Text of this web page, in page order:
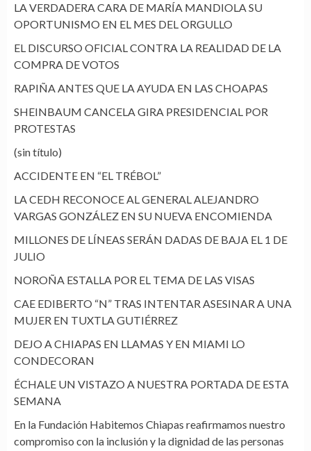
LA VERDADERA CARA DE MARÍA MANDIOLA SU
OPORTUNISMO EN EL MES DEL ORGULLO
EL DISCURSO OFICIAL CONTRA LA REALIDAD DE LA
COMPRA DE VOTOS
RAPIÑA ANTES QUE LA AYUDA EN LAS CHOAPAS
SHEINBAUM CANCELA GIRA PRESIDENCIAL POR
PROTESTAS
(sin título)
ACCIDENTE EN “EL TRÉBOL”
LA CEDH RECONOCE AL GENERAL ALEJANDRO
VARGAS GONZÁLEZ EN SU NUEVA ENCOMIENDA
MILLONES DE LÍNEAS SERÁN DADAS DE BAJA EL 1 DE
JULIO
NOROÑA ESTALLA POR EL TEMA DE LAS VISAS
CAE EDIBERTO “N” TRAS INTENTAR ASESINAR A UNA
MUJER EN TUXTLA GUTIÉRREZ
DEJO A CHIAPAS EN LLAMAS Y EN MIAMI LO
CONDECORAN
ÉCHALE UN VISTAZO A NUESTRA PORTADA DE ESTA
SEMANA
En la Fundación Habitemos Chiapas reafirmamos nuestro
compromiso con la inclusión y la dignidad de las personas